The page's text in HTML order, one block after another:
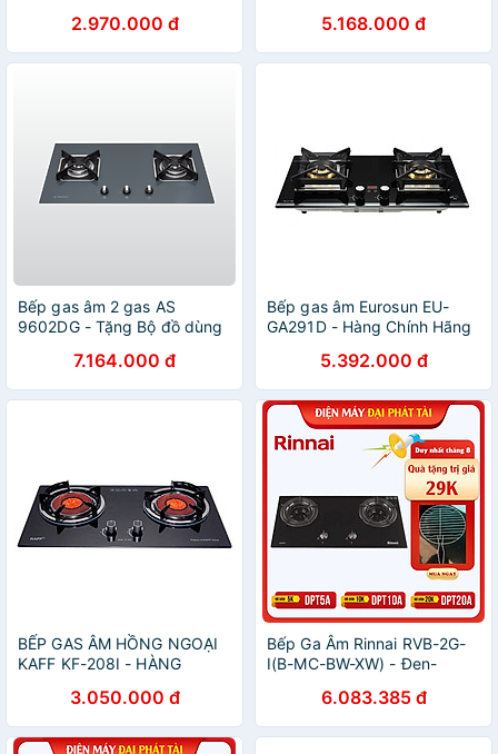
2.970.000 đ 5.168.000 đ
Bếp gas âm 2 gas AS
9602DG - Tặng Bộ đồ dùng
Khay úp chén dĩa MDD-
14028 - Hàng chính hãng
7.164.000 đ
Bếp gas âm Eurosun EU-
GA291D - Hàng Chính Hãng
5.392.000 đ
BẾP GAS ÂM HỒNG NGOẠI
KAFF KF-208I - HÀNG
3.050.000 đ
Bếp Ga Âm Rinnai RVB-2G-
I(B-MC-BW-XW) - Đen-
6.083.385 đ